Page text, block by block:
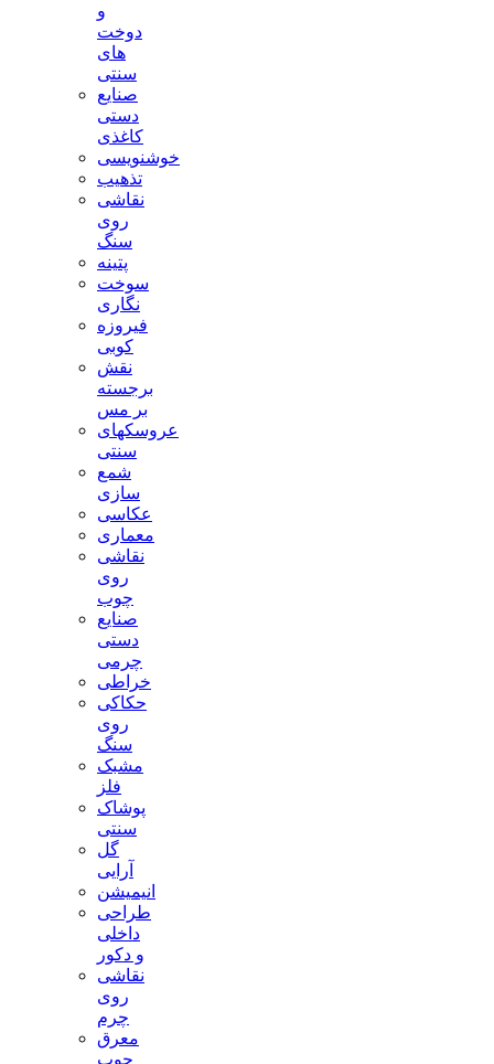
و
دوخت
های
سنتی
صنایع
دستی
کاغذی
خوشنویسی
تذهیب
نقاشی
روی
سنگ
پتینه
سوخت
نگاری
فیروزه
کوبی
نقش
برجسته
بر مس
عروسکهای
سنتی
شمع
سازی
عکاسی
معماری
نقاشی
روی
چوب
صنایع
دستی
چرمی
خراطی
حکاکی
روی
سنگ
مشبک
فلز
پوشاک
سنتی
گل
آرایی
انیمیشن
طراحی
داخلی
و دکور
نقاشی
روی
چرم
معرق
چوب